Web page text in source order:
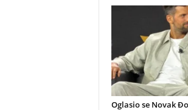
Oglasio se Novak